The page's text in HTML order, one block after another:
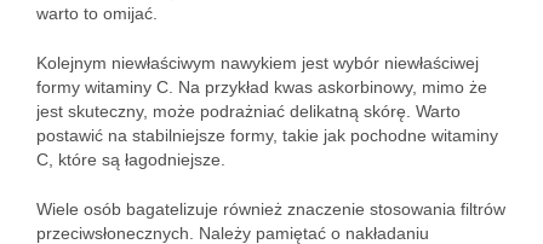
warto to omijać.
Kolejnym niewłaściwym nawykiem jest wybór niewłaściwej
formy witaminy C. Na przykład kwas askorbinowy, mimo że
jest skuteczny, może podrażniać delikatną skórę. Warto
postawić na stabilniejsze formy, takie jak pochodne witaminy
C, które są łagodniejsze.
Wiele osób bagatelizuje również znaczenie stosowania filtrów
przeciwsłonecznych. Należy pamiętać o nakładaniu